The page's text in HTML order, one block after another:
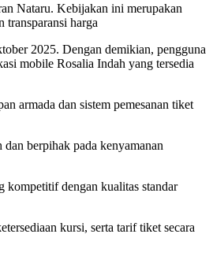
Nataru. Kebijakan ini merupakan
transparansi harga
2025. Dengan demikian, pengguna
mobile Rosalia Indah yang tersedia
armada dan sistem pemesanan tiket
berpihak pada kenyamanan
kompetitif dengan kualitas standar
kursi, serta tarif tiket secara